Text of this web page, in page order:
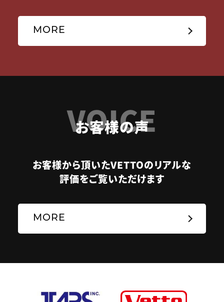
MORE
VOICE
お客様の声
お客様から頂いたVETTOのリアルな
評価をご覧いただけます
MORE